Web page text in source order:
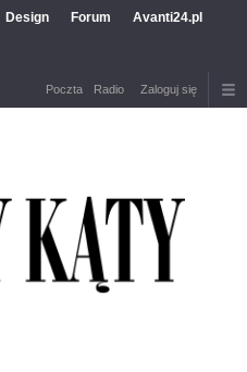
Design Forum Avanti24.pl
Poczta Radio Zaloguj się